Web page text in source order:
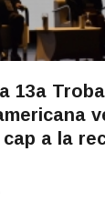
13a
a la